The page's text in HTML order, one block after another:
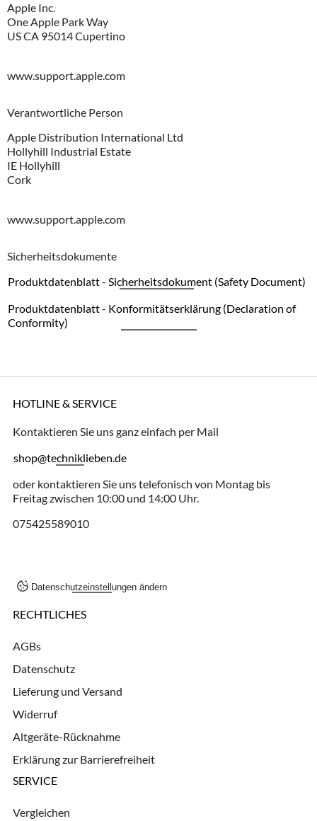
Apple Inc.
One Apple Park Way
US CA 95014 Cupertino
www.support.apple.com
Verantwortliche Person
Apple Distribution International Ltd
Hollyhill Industrial Estate
IE Hollyhill
Cork
www.support.apple.com
Sicherheitsdokumente
Produktdatenblatt - Sicherheitsdokument (Safety Document)
Produktdatenblatt - Konformitätserklärung (Declaration of
Conformity)
HOTLINE & SERVICE
Kontaktieren Sie uns ganz einfach per Mail
shop@techniklieben.de
oder kontaktieren Sie uns telefonisch von Montag bis
Freitag zwischen 10:00 und 14:00 Uhr.
075425589010
Datenschutzeinstellungen ändern
RECHTLICHES
AGBs
Datenschutz
Lieferung und Versand
Widerruf
Altgeräte-Rücknahme
Erklärung zur Barrierefreiheit
SERVICE
Vergleichen